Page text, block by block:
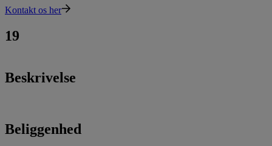
Kontakt os her
19
Beskrivelse
Beliggenhed